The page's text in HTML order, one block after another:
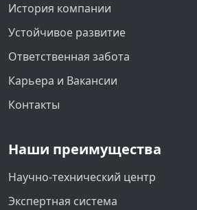
История компании
Устойчивое развитие
Ответственная забота
Карьера и Вакансии
Контакты
Наши преимущества
Научно-технический центр
Экспертная система